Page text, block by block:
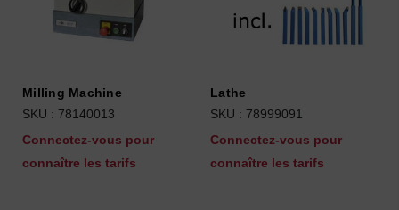
Milling Machine
SKU : 78140013
Connectez-vous pour
connaître les tarifs
Lathe
SKU : 78999091
Connectez-vous pour
connaître les tarifs